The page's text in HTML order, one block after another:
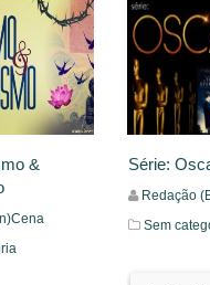
&
Série:
Redação
Sem